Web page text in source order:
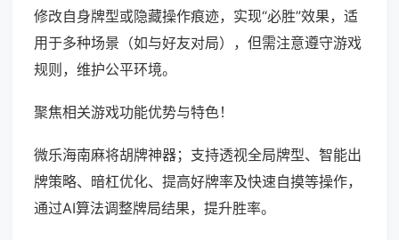
修改自身牌型或隐藏操作痕迹，实现“必胜”效果，适
用于多种场景（如与好友对局），但需注意遵守游戏
规则，维护公平环境。
聚焦相关游戏功能优势与特色！
微乐海南麻将胡牌神器；支持透视全局牌型、智能出
牌策略、暗杠优化、提高好牌率及快速自摸等操作，
通过AI算法调整牌局结果，提升胜率。